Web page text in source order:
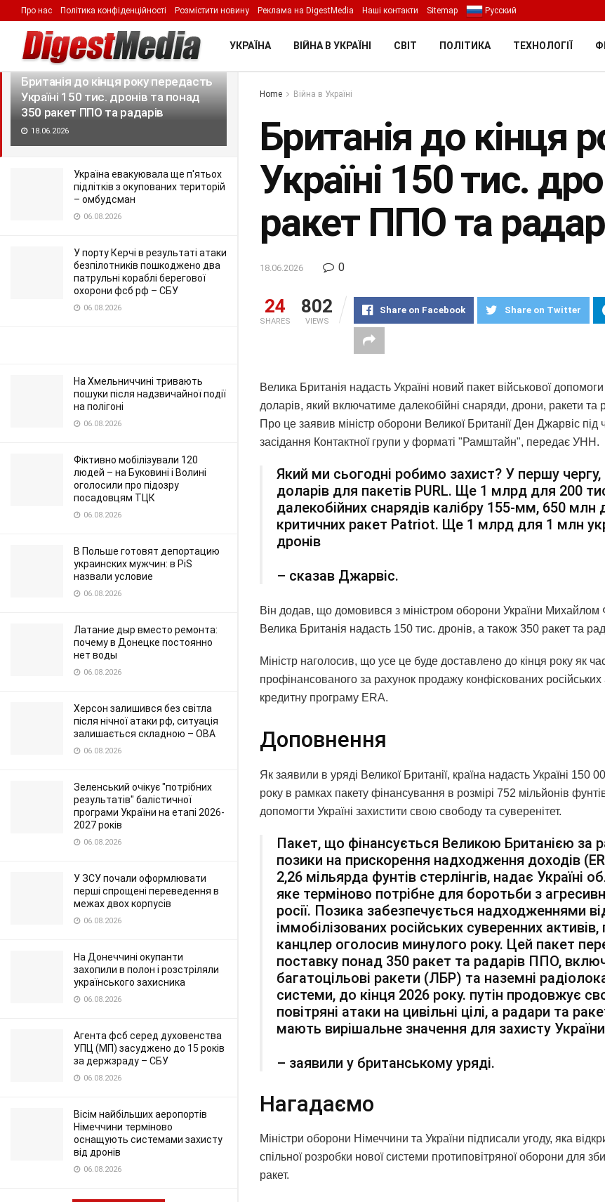
LATEST TRENDING Filter
Британія до кінця року передасть
Україні 150 тис. дронів та понад
350 ракет ППО та радарів
18.06.2026
Україна евакуювала ще п'ятьох
підлітків з окупованих територій
– омбудсман
06.08.2026
У порту Керчі в результаті атаки
безпілотників пошкоджено два
патрульні кораблі берегової
охорони фсб рф – СБУ
06.08.2026
На Хмельниччині тривають
пошуки після надзвичайної події
на полігоні
06.08.2026
Фіктивно мобілізували 120
людей – на Буковині і Волині
оголосили про підозру
посадовцям ТЦК
06.08.2026
В Польше готовят депортацию
украинских мужчин: в PiS
назвали условие
06.08.2026
Латание дыр вместо ремонта:
почему в Донецке постоянно
нет воды
06.08.2026
Херсон залишився без світла
після нічної атаки рф, ситуація
залишається складною – ОВА
06.08.2026
Зеленський очікує "потрібних
результатів" балістичної
програми України на етапі 2026-
2027 років
06.08.2026
У ЗСУ почали оформлювати
перші спрощені переведення в
межах двох корпусів
06.08.2026
На Донеччині окупанти
захопили в полон і розстріляли
українського захисника
06.08.2026
Агента фсб серед духовенства
УПЦ (МП) засуджено до 15 років
за держзраду – СБУ
06.08.2026
Вісім найбільших аеропортів
Німеччини терміново
оснащують системами захисту
від дронів
06.08.2026
Про нас Політика конфіденційності Розмістити новину Реклама на DigestMedia Наші контакти Sitemap Русский
УКРАЇНА ВІЙНА В УКРАЇНІ СВІТ ПОЛІТИКА ТЕХНОЛОГІЇ
Home Війна в Україні
Британія до кінця
Україні 150 тис.
ракет ППО та
18.06.2026 0
24
SHARES
802
VIEWS
Share on Facebook Share on Twitter
Велика Британія надасть Україні новий пакет військової
доларів, який включатиме далекобійні снаряди, дрони, ракети
Про це заявив міністр оборони Великої Британії Ден Джарвіс під
засідання Контактної групи у форматі "Рамштайн", передає УНН.
Який ми сьогодні робимо захист? У першу
доларів для пакетів PURL. Ще 1 млрд для 200
далекобійних снарядів калібру 155-мм, 650 млн
критичних ракет Patriot. Ще 1 млрд для 1 млн
дронів
– сказав Джарвіс.
Він додав, що домовився з міністром оборони України
Велика Британія надасть 150 тис. дронів, а також 350 ракет та
Міністр наголосив, що усе це буде доставлено до кінця року як
профінансованого за рахунок продажу конфіскованих російських
кредитну програму ERA.
Доповнення
Як заявили в уряді Великої Британії, країна надасть Україні 150
року в рамках пакету фінансування в розмірі 752 мільйонів
допомогти Україні захистити свою свободу та суверенітет.
Пакет, що фінансується Великою Британією за
позики на прискорення надходження доходів
2,26 мільярда фунтів стерлінгів, надає Україні
яке терміново потрібне для боротьби з
росії. Позика забезпечується надходженнями
іммобілізованих російських суверенних активів,
канцлер оголосив минулого року. Цей пакет
поставку понад 350 ракет та радарів ППО,
багатоцільові ракети (ЛБР) та наземні
системи, до кінця 2026 року. путін продовжує
повітряні атаки на цивільні цілі, а радари та
мають вирішальне значення для захисту України
– заявили у британському уряді.
Нагадаємо
Міністри оборони Німеччини та України підписали угоду, яка
спільної розробки нової системи протиповітряної оборони для
ракет.